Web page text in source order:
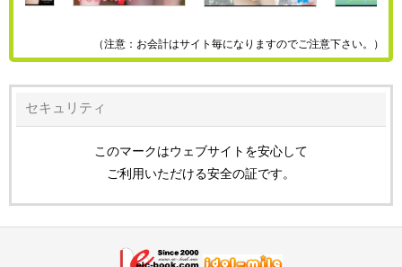
（注意：お会計はサイト毎になりますのでご注意下さい。）
セキュリティ
このマークはウェブサイトを安心して
ご利用いただける安全の証です。